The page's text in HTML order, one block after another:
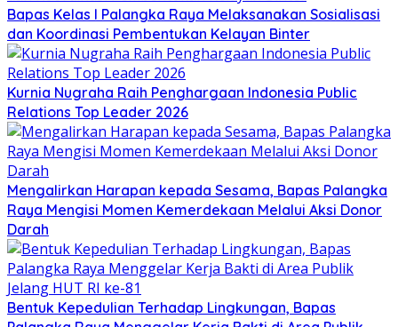
Bapas Kelas I Palangka Raya Melaksanakan Sosialisasi
dan Koordinasi Pembentukan Kelayan Binter
Kurnia Nugraha Raih Penghargaan Indonesia Public
Relations Top Leader 2026
Mengalirkan Harapan kepada Sesama, Bapas Palangka
Raya Mengisi Momen Kemerdekaan Melalui Aksi Donor
Darah
Bentuk Kepedulian Terhadap Lingkungan, Bapas